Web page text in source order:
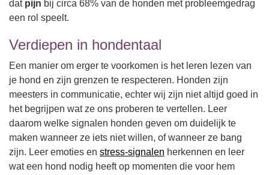
dat pijn bij circa 68% van de honden met probleemgedrag
een rol speelt.
Verdiepen in hondentaal
Een manier om erger te voorkomen is het leren lezen van
je hond en zijn grenzen te respecteren. Honden zijn
meesters in communicatie, echter wij zijn niet altijd goed in
het begrijpen wat ze ons proberen te vertellen. Leer
daarom welke signalen honden geven om duidelijk te
maken wanneer ze iets niet willen, of wanneer ze bang
zijn. Leer emoties en stress-signalen herkennen en leer
wat een hond nodig heeft op momenten die voor hem